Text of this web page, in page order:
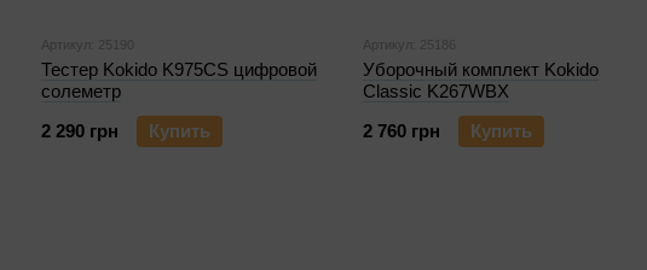
Артикул: 25190
Тестер Kokido K975CS цифровой
солеметр
2 290 грн
Купить
Артикул: 25186
Уборочный комплект Kokido
Classic K267WBX
2 760 грн
Купить